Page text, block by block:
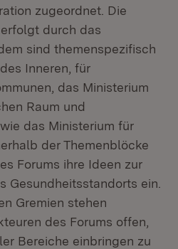
zugeordnet. Die
durch das
sind themenspezifisch
Inneren, für
das Ministerium
Raum und
das Ministerium für
der Themenblöcke
Forums ihre Ideen zur
Gesundheitsstandorts ein.
Gremien stehen
des Forums offen,
Bereiche einbringen zu